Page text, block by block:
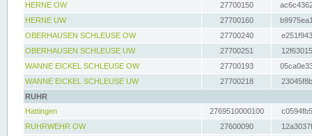
HERNE OW
27700150
HERNE UW
27700160
OBERHAUSEN SCHLEUSE OW
27700240
OBERHAUSEN SCHLEUSE UW
27700251
WANNE EICKEL SCHLEUSE OW
27700193
WANNE EICKEL SCHLEUSE UW
27700218
RUHR
Hattingen
2769510000100
RUHRWEHR OW
27600090